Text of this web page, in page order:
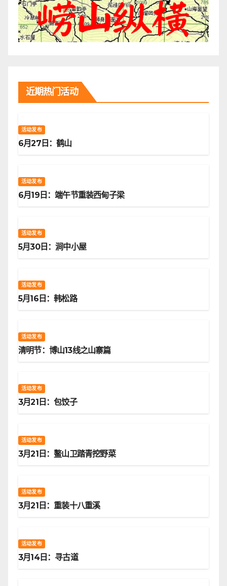
近期热门活动
活动发布
6月27日：鹤山
活动发布
6月19日：端午节重装西甸子梁
活动发布
5月30日：涧中小屋
活动发布
5月16日：韩松路
活动发布
清明节：博山13线之山寨篇
活动发布
3月21日：包饺子
活动发布
3月21日：鳌山卫踏青挖野菜
活动发布
3月21日：重装十八重溪
活动发布
3月14日：寻古道